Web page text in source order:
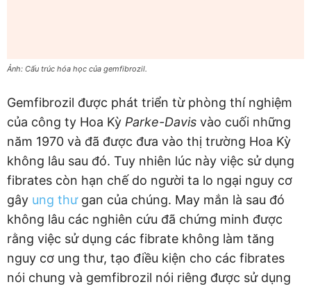
Ảnh: Cấu trúc hóa học của gemfibrozil.
Gemfibrozil được phát triển từ phòng thí nghiệm
của công ty Hoa Kỳ Parke-Davis vào cuối những
năm 1970 và đã được đưa vào thị trường Hoa Kỳ
không lâu sau đó. Tuy nhiên lúc này việc sử dụng
fibrates còn hạn chế do người ta lo ngại nguy cơ
gây ung thưgan của chúng. May mắn là sau đó
không lâu các nghiên cứu đã chứng minh được
rằng việc sử dụng các fibrate không làm tăng
nguy cơ ung thư, tạo điều kiện cho các fibrates
nói chung và gemfibrozil nói riêng được sử dụng